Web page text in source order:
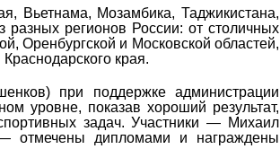
Вьетнама, Мозамбика, Таджикистана,
регионов России: от столичных
Оренбургской и Московской областей,
края.
при поддержке администрации
уровне, показав хороший результат,
задач. Участники — Михаил
— отмечены дипломами и награждены